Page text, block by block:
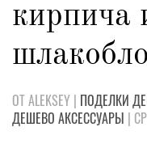
кирпича
ОТ ALEKSEY | ПОДЕЛКИ
ДЕШЕВО АКСЕССУАРЫ |